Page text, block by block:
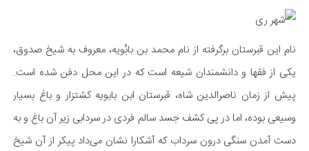
نام این قبرستان برگرفته از نام محمد بن بابُویه، معروف به شیخ صدوق،
یکی از فقها و دانشمندان شیعه است که در این محل دفن شده است.
پیش از زمان ناصرالدین شاه، قبرستان ابن بابویه کشتزار و باغ بسیار
وسیعی بوده‌، اما در پی کشف جسد سالم فردی در سردابی زیر آن باغ و به
دست آمدن سنگی درون سرداب که آشکارا نشان می‌داد پیکر از آن شیخ